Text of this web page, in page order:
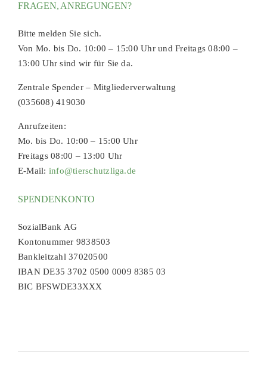
FRAGEN, ANREGUNGEN?
Bitte melden Sie sich.
Von Mo. bis Do. 10:00 – 15:00 Uhr und Freitags 08:00 –
13:00 Uhr sind wir für Sie da.
Zentrale Spender – Mitgliederverwaltung
(035608) 419030
Anrufzeiten:
Mo. bis Do. 10:00 – 15:00 Uhr
Freitags 08:00 – 13:00 Uhr
E-Mail: info@tierschutzliga.de
SPENDENKONTO
SozialBank AG
Kontonummer 9838503
Bankleitzahl 37020500
IBAN DE35 3702 0500 0009 8385 03
BIC BFSWDE33XXX